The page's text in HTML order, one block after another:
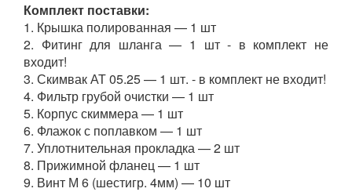
Комплект поставки:
1. Крышка полированная — 1 шт
2. Фитинг для шланга — 1 шт - в комплект не
входит!
3. Скимвак АТ 05.25 — 1 шт. - в комплект не входит!
4. Фильтр грубой очистки — 1 шт
5. Корпус скиммера — 1 шт
6. Флажок с поплавком — 1 шт
7. Уплотнительная прокладка — 2 шт
8. Прижимной фланец — 1 шт
9. Винт М 6 (шестигр. 4мм) — 10 шт